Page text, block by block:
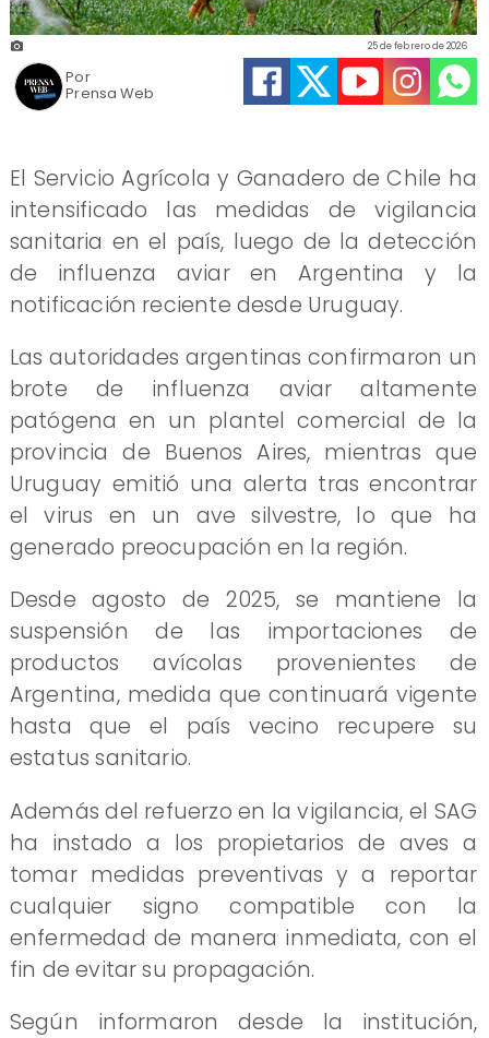
Prensa Web
25 de febrero de 2026
Por
El Servicio Agrícola y Ganadero de Chile ha
intensificado las medidas de vigilancia
sanitaria en el país, luego de la detección
de influenza aviar en Argentina y la
notificación reciente desde Uruguay.
Las autoridades argentinas confirmaron un
brote de influenza aviar altamente
patógena en un plantel comercial de la
provincia de Buenos Aires, mientras que
Uruguay emitió una alerta tras encontrar
el virus en un ave silvestre, lo que ha
generado preocupación en la región.
Desde agosto de 2025, se mantiene la
suspensión de las importaciones de
productos avícolas provenientes de
Argentina, medida que continuará vigente
hasta que el país vecino recupere su
estatus sanitario.
Además del refuerzo en la vigilancia, el SAG
ha instado a los propietarios de aves a
tomar medidas preventivas y a reportar
cualquier signo compatible con la
enfermedad de manera inmediata, con el
fin de evitar su propagación.
Según informaron desde la institución,